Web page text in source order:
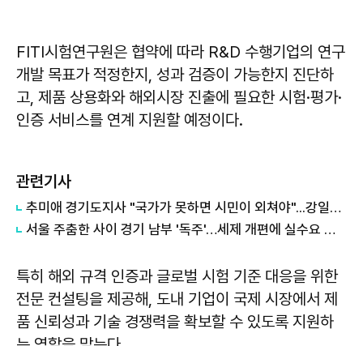
FITI시험연구원은 협약에 따라 R&D 수행기업의 연구
개발 목표가 적정한지, 성과 검증이 가능한지 진단하
고, 제품 상용화와 해외시장 진출에 필요한 시험·평가·
인증 서비스를 연계 지원할 예정이다.
관련기사
추미애 경기도지사 "국가가 못하면 시민이 외쳐야"...강일출 할머니 흉상 앞 '연대' 강조
서울 주춤한 사이 경기 남부 '독주'…세제 개편에 실수요 이동 빨라지나
특히 해외 규격 인증과 글로벌 시험 기준 대응을 위한
전문 컨설팅을 제공해, 도내 기업이 국제 시장에서 제
품 신뢰성과 기술 경쟁력을 확보할 수 있도록 지원하